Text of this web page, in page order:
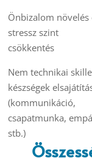
Önbizalom növelés
stressz szint
csökkentés
Nem technikai
készségek
(kommunikáció,
csapatmunka,
stb.)